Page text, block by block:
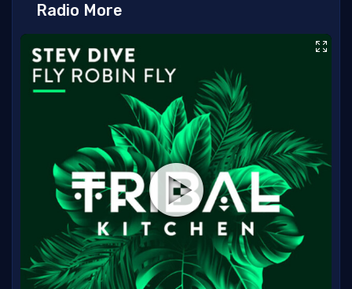
Radio More